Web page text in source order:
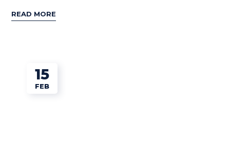
READ MORE
15
FEB